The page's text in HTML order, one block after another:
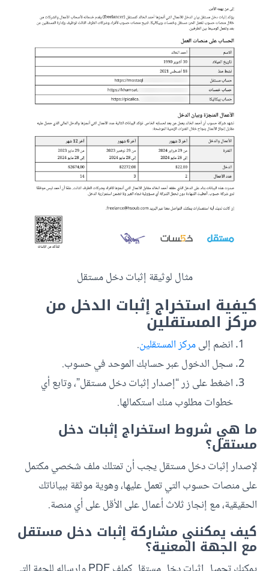
مثال لوثيقة إثبات دخل مستقل
كيفية استخراج إثبات الدخل من
مركز المستقلين
انضم إلىمركز المستقلين.
سجل الدخول عبر حسابك الموحد في حسوب.
اضغط على زر “إصدار إثبات دخل مستقل”، وتابع أي
خطوات مطلوب منك استكمالها.
ما هي شروط استخراج إثبات دخل
مستقل؟
لإصدار إثبات دخل مستقل يجب أن تمتلك ملف شخصي مكتمل
على منصات حسوب التي تعمل عليها، وهوية موثقة ببياناتك
الحقيقية، مع إنجاز ثلاث أعمال على الأقل على أي منصة.
كيف يمكنني مشاركة إثبات دخل مستقل
مع الجهة المعنية؟